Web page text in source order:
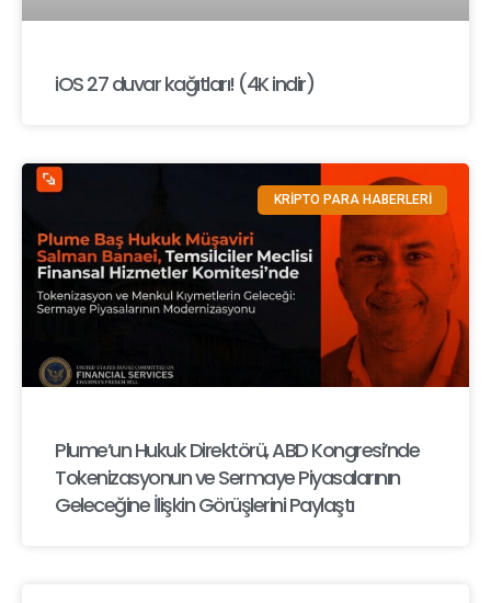
iOS 27 duvar kağıtları! (4K indir)
KRİPTO PARA HABERLERİ
Plume’un Hukuk Direktörü, ABD Kongresi’nde
Tokenizasyonun ve Sermaye Piyasalarının
Geleceğine İlişkin Görüşlerini Paylaştı